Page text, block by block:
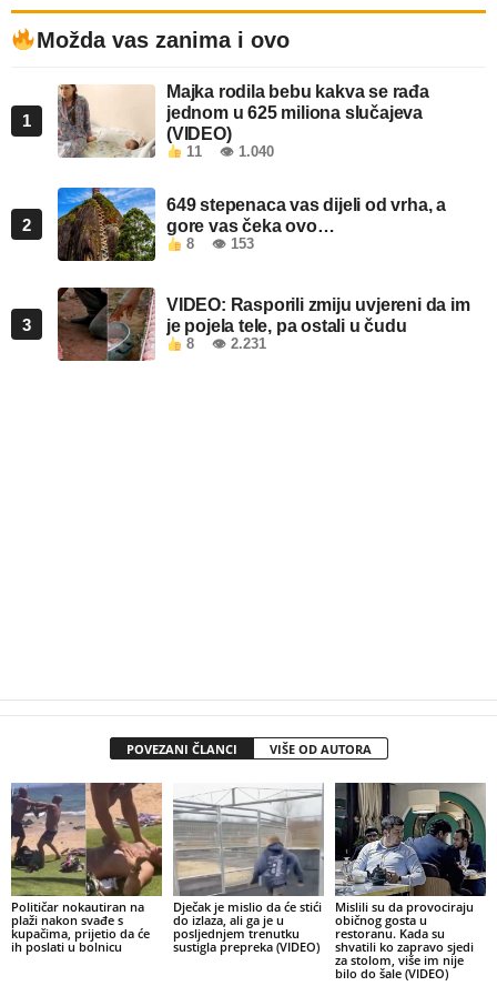
Možda vas zanima i ovo
1
Majka rodila bebu kakva se rađa
jednom u 625 miliona slučajeva
(VIDEO)
11 👁 1.040
2
649 stepenaca vas dijeli od vrha, a
gore vas čeka ovo…
8 👁 153
3
VIDEO: Rasporili zmiju uvjereni da im
je pojela tele, pa ostali u čudu
8 👁 2.231
POVEZANI ČLANCI VIŠE OD AUTORA
Političar nokautiran na
plaži nakon svađe s
kupačima, prijetio da će
ih poslati u bolnicu
Dječak je mislio da će stići
do izlaza, ali ga je u
posljednjem trenutku
sustigla prepreka (VIDEO)
Mislili su da provociraju
običnog gosta u
restoranu. Kada su
shvatili ko zapravo sjedi
za stolom, više im nije
bilo do šale (VIDEO)